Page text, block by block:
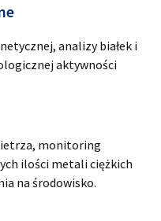
analizy białek i
aktywności
monitoring
ilości metali ciężkich
na środowisko.